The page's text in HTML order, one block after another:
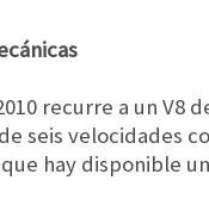
recurre a un V8
seis velocidades
hay disponible